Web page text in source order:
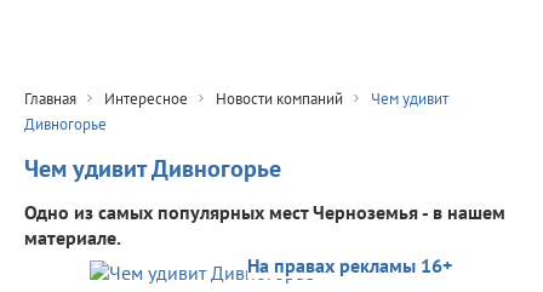
Главная Интересное Новости компаний
Чем удивит
Дивногорье
Чем удивит Дивногорье
Одно из самых популярных мест Черноземья - в нашем
материале.
На правах рекламы 16+